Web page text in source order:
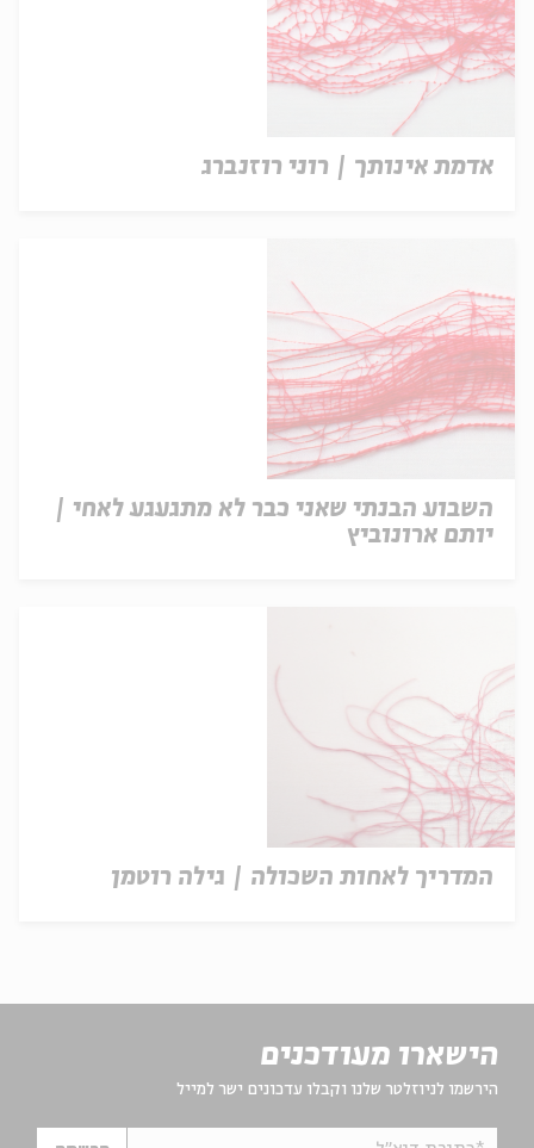
אדמת אינותך | רוני רוזנברג
השבוע הבנתי שאני כבר לא מתגעגע לאחי |
יותם ארונוביץ
המדריך לאחות השכולה | גילה רוטמן
הישארו מעודכנים
הירשמו לניוזלטר שלנו וקבלו עדכונים ישר למייל